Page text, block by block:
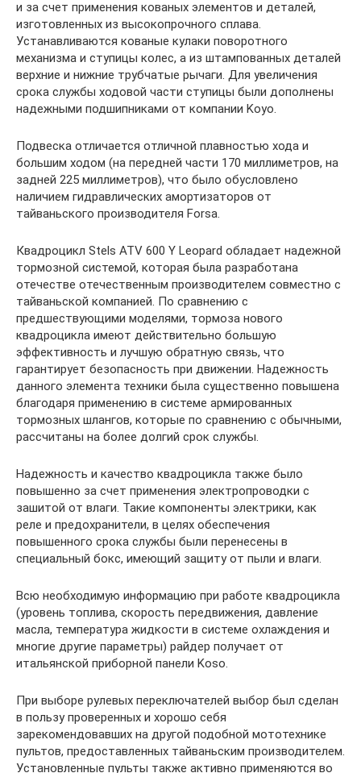
и за счет применения кованых элементов и деталей,
изготовленных из высокопрочного сплава.
Устанавливаются кованые кулаки поворотного
механизма и ступицы колес, а из штампованных деталей
верхние и нижние трубчатые рычаги. Для увеличения
срока службы ходовой части ступицы были дополнены
надежными подшипниками от компании Koyo.
Подвеска отличается отличной плавностью хода и
большим ходом (на передней части 170 миллиметров, на
задней 225 миллиметров), что было обусловлено
наличием гидравлических амортизаторов от
тайваньского производителя Forsa.
Квадроцикл Stels ATV 600 Y Leopard обладает надежной
тормозной системой, которая была разработана
отечестве отечественным производителем совместно с
тайваньской компанией. По сравнению с
предшествующими моделями, тормоза нового
квадроцикла имеют действительно большую
эффективность и лучшую обратную связь, что
гарантирует безопасность при движении. Надежность
данного элемента техники была существенно повышена
благодаря применению в системе армированных
тормозных шлангов, которые по сравнению с обычными,
рассчитаны на более долгий срок службы.
Надежность и качество квадроцикла также было
повышенно за счет применения электропроводки с
зашитой от влаги. Такие компоненты электрики, как
реле и предохранители, в целях обеспечения
повышенного срока службы были перенесены в
специальный бокс, имеющий защиту от пыли и влаги.
Всю необходимую информацию при работе квадроцикла
(уровень топлива, скорость передвижения, давление
масла, температура жидкости в системе охлаждения и
многие другие параметры) райдер получает от
итальянской приборной панели Koso.
При выборе рулевых переключателей выбор был сделан
в пользу проверенных и хорошо себя
зарекомендовавших на другой подобной мототехнике
пультов, предоставленных тайваньским производителем.
Установленные пульты также активно применяются во